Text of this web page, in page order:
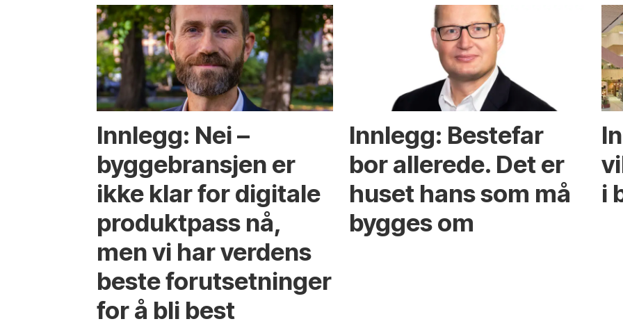
Innlegg: Nei –
byggebransjen er
ikke klar for digitale
produktpass nå,
men vi har verdens
beste forutsetninger
for å bli best
Innlegg: Bestefar
bor allerede. Det er
huset hans som må
bygges om
i